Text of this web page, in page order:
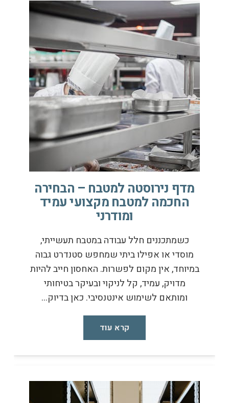
מדף נירוסטה למטבח – הבחירה
החכמה למטבח מקצועי עמיד
ומודרני
כשמתכננים חלל עבודה במטבח תעשייתי,
מוסדי או אפילו ביתי שמחפש סטנדרט גבוה
במיוחד, אין מקום לפשרות. האחסון חייב להיות
מדויק, עמיד, קל לניקוי ובעיקר בטיחותי
ומותאם לשימוש אינטנסיבי. כאן בדיוק…
קרא עוד